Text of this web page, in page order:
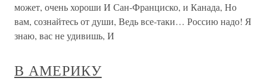
может, очень хороши И Сан-Франциско, и Канада, Но
вам, сознайтесь от души, Ведь все-таки… Россию надо! Я
знаю, вас не удивишь, И
В АМЕРИКУ